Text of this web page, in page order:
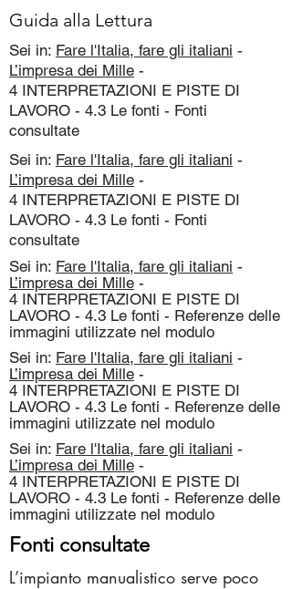
Guida alla Lettura
Sei in: Fare l'Italia, fare gli italiani -
L’impresa dei Mille -
4 INTERPRETAZIONI E PISTE DI
LAVORO - 4.3 Le fonti - Fonti
consultate
Sei in: Fare l'Italia, fare gli italiani -
L’impresa dei Mille -
4 INTERPRETAZIONI E PISTE DI
LAVORO - 4.3 Le fonti - Fonti
consultate
Sei in: Fare l'Italia, fare gli italiani -
L’impresa dei Mille -
4 INTERPRETAZIONI E PISTE DI
LAVORO - 4.3 Le fonti - Referenze delle
immagini utilizzate nel modulo
Sei in: Fare l'Italia, fare gli italiani -
L’impresa dei Mille -
4 INTERPRETAZIONI E PISTE DI
LAVORO - 4.3 Le fonti - Referenze delle
immagini utilizzate nel modulo
Sei in: Fare l'Italia, fare gli italiani -
L’impresa dei Mille -
4 INTERPRETAZIONI E PISTE DI
LAVORO - 4.3 Le fonti - Referenze delle
immagini utilizzate nel modulo
Fonti consultate
L’impianto manualistico serve poco